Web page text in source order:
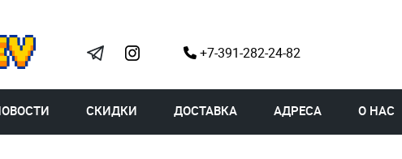
+7-391-282-24-82
СКИДКИ ДОСТАВКА АДРЕСА О НАС